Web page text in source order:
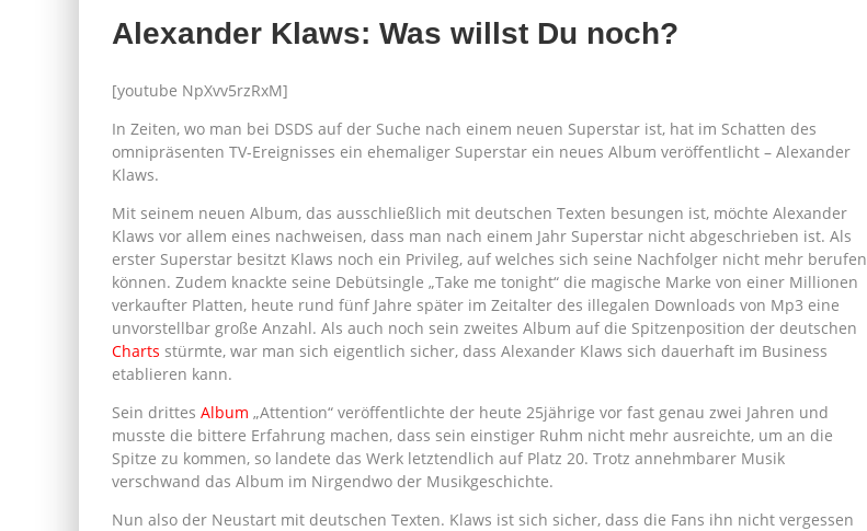
Alexander Klaws: Was willst Du noch?
[youtube NpXvv5rzRxM]
In Zeiten, wo man bei DSDS auf der Suche nach einem neuen Superstar ist, hat im Schatten des
omnipräsenten TV-Ereignisses ein ehemaliger Superstar ein neues Album veröffentlicht – Alexander
Klaws.
Mit seinem neuen Album, das ausschließlich mit deutschen Texten besungen ist, möchte Alexander
Klaws vor allem eines nachweisen, dass man nach einem Jahr Superstar nicht abgeschrieben ist. Als
erster Superstar besitzt Klaws noch ein Privileg, auf welches sich seine Nachfolger nicht mehr berufen
können. Zudem knackte seine Debütsingle „Take me tonight“ die magische Marke von einer Millionen
verkaufter Platten, heute rund fünf Jahre später im Zeitalter des illegalen Downloads von Mp3 eine
unvorstellbar große Anzahl. Als auch noch sein zweites Album auf die Spitzenposition der deutschen
Charts stürmte, war man sich eigentlich sicher, dass Alexander Klaws sich dauerhaft im Business
etablieren kann.
Sein drittes Album „Attention“ veröffentlichte der heute 25jährige vor fast genau zwei Jahren und
musste die bittere Erfahrung machen, dass sein einstiger Ruhm nicht mehr ausreichte, um an die
Spitze zu kommen, so landete das Werk letztendlich auf Platz 20. Trotz annehmbarer Musik
verschwand das Album im Nirgendwo der Musikgeschichte.
Nun also der Neustart mit deutschen Texten. Klaws ist sich sicher, dass die Fans ihn nicht vergessen